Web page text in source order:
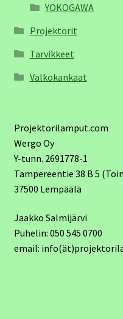
YOKOGAWA
Projektorit
Tarvikkeet
Valkokankaat
Projektorilamput.com
Wergo Oy
Y-tunn. 2691778-1
Tampereentie 38 B 5
37500 Lempäälä
Jaakko Salmijärvi
Puhelin: 050 545 0700
email: